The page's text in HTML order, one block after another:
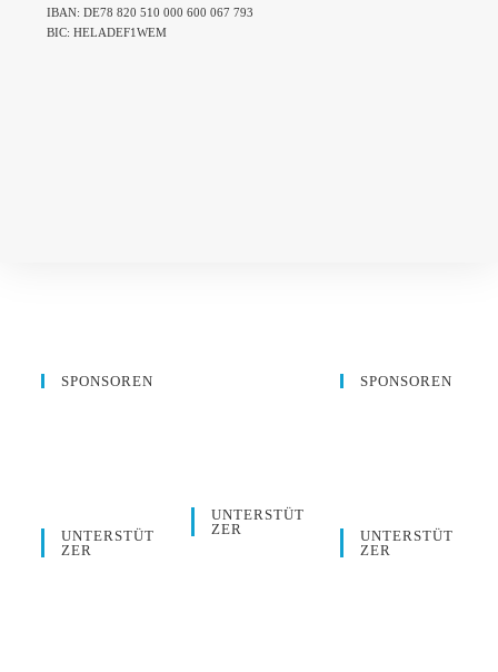
IBAN: DE78 820 510 000 600 067 793
BIC: HELADEF1WEM
SPONSOREN
UNTERSTÜT
ZER
UNTERSTÜT
ZER
SPONSOREN
UNTERSTÜT
ZER